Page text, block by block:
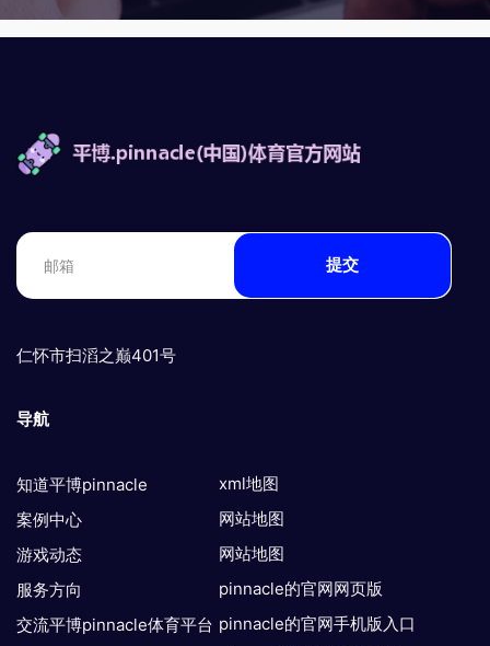
提交
仁怀市扫滔之巅401号
导航
知道平博pinnacle
案例中心
游戏动态
服务方向
交流平博pinnacle体育平台
xml地图
网站地图
网站地图
pinnacle的官网网页版
pinnacle的官网手机版入口